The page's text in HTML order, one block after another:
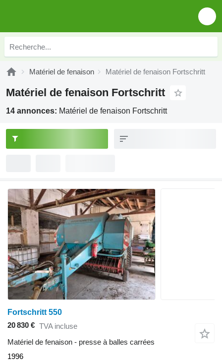
Matériel de fenaison Matériel de fenaison Fortschritt
Matériel de fenaison Fortschritt
14 annonces: Matériel de fenaison Fortschritt
Fortschritt 550
20 830 € TVA incluse
Matériel de fenaison - presse à balles carrées
1996